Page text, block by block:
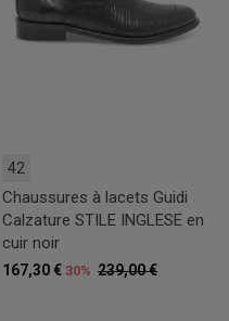
42
Chaussures à lacets Guidi
Calzature STILE INGLESE en
cuir noir
239,00 €
167,30 € 30%